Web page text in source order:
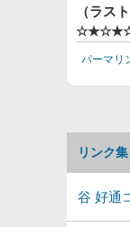
（ラス
パーマリ
リンク集
谷 好通